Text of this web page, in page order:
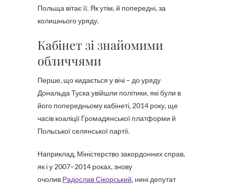
Польща вітає її. Як утім, й попередні, за
колишнього уряду.
Кабінет зі знайомими
обличчями
Перше, що кидається у вічі – до уряду
Дональда Туска увійшли політики, які були в
його попередньому кабінеті, 2014 року, ще
часів коаліції Громадянської платформи й
Польської селянської партії.
Наприклад, Міністерство закордонних справ,
як і у 2007–2014 роках, знову
очолив Радослав Сікорський, нині депутат